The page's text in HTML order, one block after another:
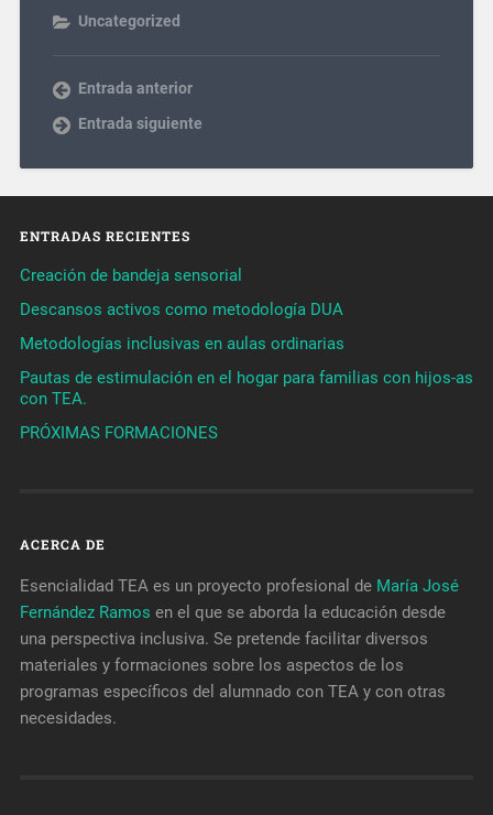
Uncategorized
Entrada anterior
Entrada siguiente
ENTRADAS RECIENTES
Creación de bandeja sensorial
Descansos activos como metodología DUA
Metodologías inclusivas en aulas ordinarias
Pautas de estimulación en el hogar para familias con hijos-as
con TEA.
PRÓXIMAS FORMACIONES
ACERCA DE
Esencialidad TEA es un proyecto profesional de María José
Fernández Ramos en el que se aborda la educación desde
una perspectiva inclusiva. Se pretende facilitar diversos
materiales y formaciones sobre los aspectos de los
programas específicos del alumnado con TEA y con otras
necesidades.